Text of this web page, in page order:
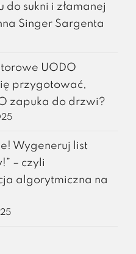
do sukni i złamanej
Singer Sargenta
UODO
przygotować,
zapuka do drzwi?
Wygeneruj list
– czyli
algorytmiczna na